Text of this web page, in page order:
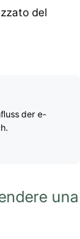
del
der e-
una